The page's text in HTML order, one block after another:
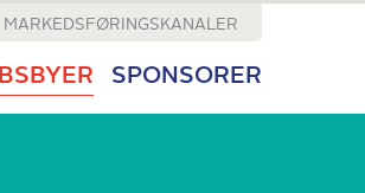
MARKEDSFØRINGSKANALER
SPONSORER